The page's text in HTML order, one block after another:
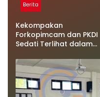
Berita
Kekompakan
Forkopimcam dan PKDI
Sedati Terlihat dalam
Tambak Cemandi